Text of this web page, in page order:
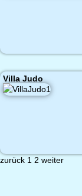
Villa Judo
zurück 1 2 weiter